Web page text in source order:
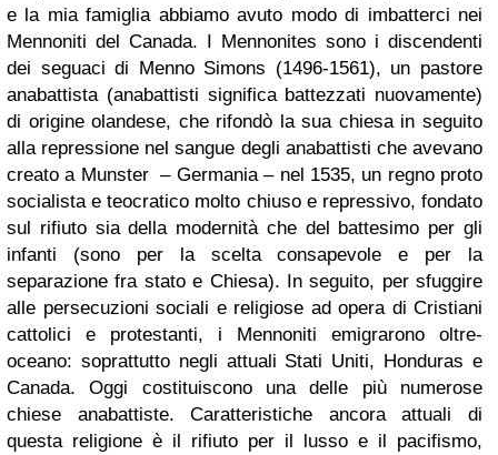
e la mia famiglia abbiamo avuto modo di imbatterci nei
Mennoniti del Canada. I Mennonites sono i discendenti
dei seguaci di Menno Simons (1496-1561), un pastore
anabattista (anabattisti significa battezzati nuovamente)
di origine olandese, che rifondò la sua chiesa in seguito
alla repressione nel sangue degli anabattisti che avevano
creato a Munster – Germania – nel 1535, un regno proto
socialista e teocratico molto chiuso e repressivo, fondato
sul rifiuto sia della modernità che del battesimo per gli
infanti (sono per la scelta consapevole e per la
separazione fra stato e Chiesa). In seguito, per sfuggire
alle persecuzioni sociali e religiose ad opera di Cristiani
cattolici e protestanti, i Mennoniti emigrarono oltre-
oceano: soprattutto negli attuali Stati Uniti, Honduras e
Canada. Oggi costituiscono una delle più numerose
chiese anabattiste. Caratteristiche ancora attuali di
questa religione è il rifiuto per il lusso e il pacifismo,